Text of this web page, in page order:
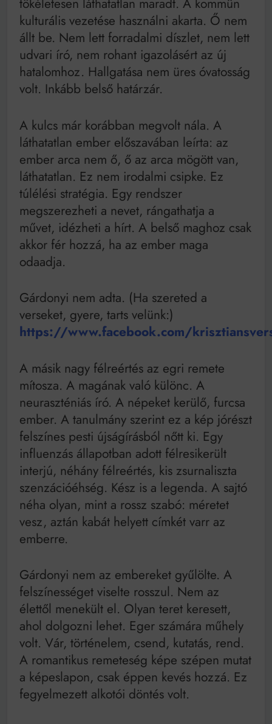
tökéletesen láthatatlan maradt. A kommün
kulturális vezetése használni akarta. Ő nem
állt be. Nem lett forradalmi díszlet, nem lett
udvari író, nem rohant igazolásért az új
hatalomhoz. Hallgatása nem üres óvatosság
volt. Inkább belső határzár.
A kulcs már korábban megvolt nála. A
láthatatlan ember előszavában leírta: az
ember arca nem ő, ő az arca mögött van,
láthatatlan. Ez nem irodalmi csipke. Ez
túlélési stratégia. Egy rendszer
megszerezheti a nevet, rángathatja a
művet, idézheti a hírt. A belső maghoz csak
akkor fér hozzá, ha az ember maga
odaadja.
Gárdonyi nem adta. (Ha szereted a
verseket, gyere, tarts velünk:)
https://www.facebook.com/
A másik nagy félreértés az egri remete
mítosza. A magának való különc. A
neuraszténiás író. A népeket kerülő, furcsa
ember. A tanulmány szerint ez a kép jórészt
felszínes pesti újságírásból nőtt ki. Egy
influenzás állapotban adott félresikerült
interjú, néhány félreértés, kis zsurnaliszta
szenzációéhség. Kész is a legenda. A sajtó
néha olyan, mint a rossz szabó: méretet
vesz, aztán kabát helyett címkét varr az
emberre.
Gárdonyi nem az embereket gyűlölte. A
felszínességet viselte rosszul. Nem az
élettől menekült el. Olyan teret keresett,
ahol dolgozni lehet. Eger számára műhely
volt. Vár, történelem, csend, kutatás, rend.
A romantikus remeteség képe szépen mutat
a képeslapon, csak éppen kevés hozzá. Ez
fegyelmezett alkotói döntés volt.